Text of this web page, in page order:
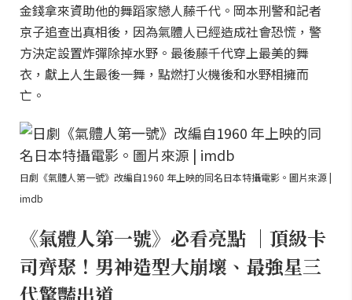
金錢拿來資助他的舞蹈家戀人藤千代。岡本刑警和記者
京子追查出真相後，因為氣體人已經造成社會恐慌，警
方決定設置炸彈除掉水野。最後藤千代穿上最美的舞
衣，獻上人生最後一舞，點燃打火機後和水野相擁而
亡。
日劇《氣體人第一號》改編自1960 年上映的同名日本特攝電影。圖片來源 |
imdb
《氣體人第一號》必看亮點 ｜頂級卡
司齊聚！男神造型大崩壞、最強星三
代驚豔出道